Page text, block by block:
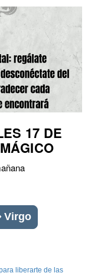
17 DE
Virgo
liberarte de las